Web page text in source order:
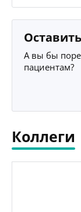
А вы бы
пациентам?
Коллеги